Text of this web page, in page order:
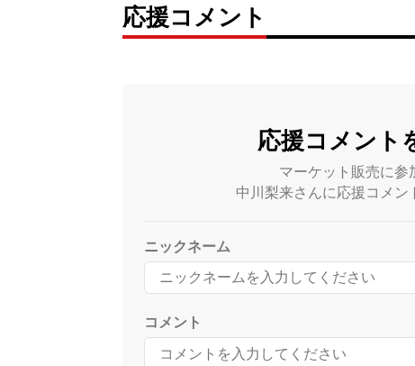
応援コメント
応援コメント
マーケット販売に参
中川梨来さんに応援コメン
ニックネーム
コメント